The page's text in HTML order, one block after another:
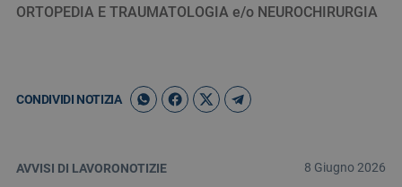
ORTOPEDIA E TRAUMATOLOGIA e/o NEUROCHIRURGIA
CONDIVIDI NOTIZIA
AVVISI DI LAVORONOTIZIE 8 Giugno 2026